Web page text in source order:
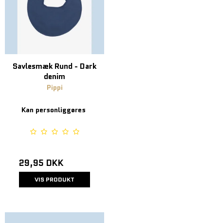
Savlesmæk Rund - Dark
denim
Pippi
Kan personliggøres
29,95 DKK
VIS PRODUKT